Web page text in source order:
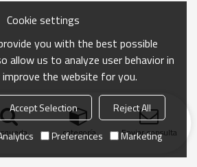
categoría Enviar consulta
Cookie settings
you with the best possible
allow us to analyze user behavior in
the website for you.
Accept Selection
Reject All
Preferences Marketing